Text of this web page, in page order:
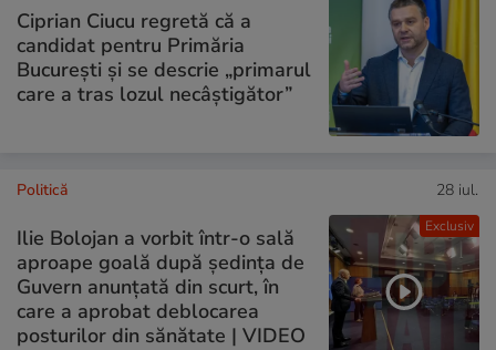
Ciprian Ciucu regretă că a
candidat pentru Primăria
București și se descrie „primarul
care a tras lozul necâștigător”
Exclusiv
Politică 28 iul.
Ilie Bolojan a vorbit într-o sală
aproape goală după ședința de
Guvern anunțată din scurt, în
care a aprobat deblocarea
posturilor din sănătate | VIDEO